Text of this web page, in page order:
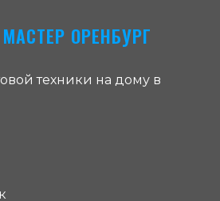
ОРЕНБУРГ
техники на дому в